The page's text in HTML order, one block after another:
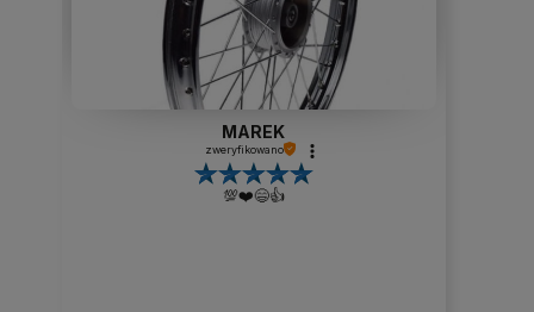
Robert
zweryfikowano
Wszystko się zgadza z opisem